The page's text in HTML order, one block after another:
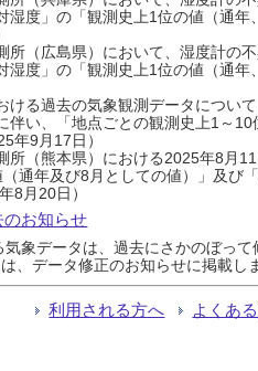
湿度」の「観測史上1位の値（通
所（広島県）において、湿度計の
湿度」の「観測史上1位の値（通
ける過去の気象観測データについ
伴い、「地点ごとの観測史上1～
年9月17日）
所（熊本県）における2025年8月
（通年及び8月としての値）」及
8月20日）
のお知らせ
象データは、過去にさかのぼっ
、データ修正のお知らせに掲載し
利用される方へ よくあ